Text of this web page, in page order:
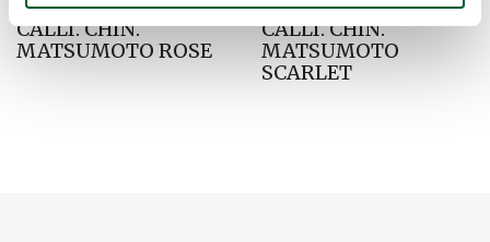
CALLI. CHIN.
MATSUMOTO ROSE
CALLI. CHIN.
MATSUMOTO
SCARLET